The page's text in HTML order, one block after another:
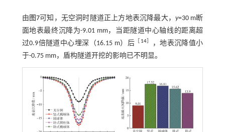
由 图7可知，无空洞时隧道正上方地表沉降最大， y=30 m断
面地表最终沉降为-9.01 mm，当距隧道中心轴线的距离超
过0.9倍隧道中心埋深（16.15 m）后
14］
，地表沉降值小
于-0.75 mm，盾构隧道开挖的影响已不明显。